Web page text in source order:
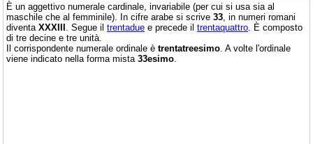
È un aggettivo numerale cardinale, invariabile (per cui si usa sia al
maschile che al femminile). In cifre arabe si scrive 33 , in numeri romani
diventa XXXIII . Segue il trentadue e precede il trentaquattro . È composto
di tre decine e tre unità.
Il corrispondente numerale ordinale è trentatreesimo . A volte l'ordinale
viene indicato nella forma mista 33esimo